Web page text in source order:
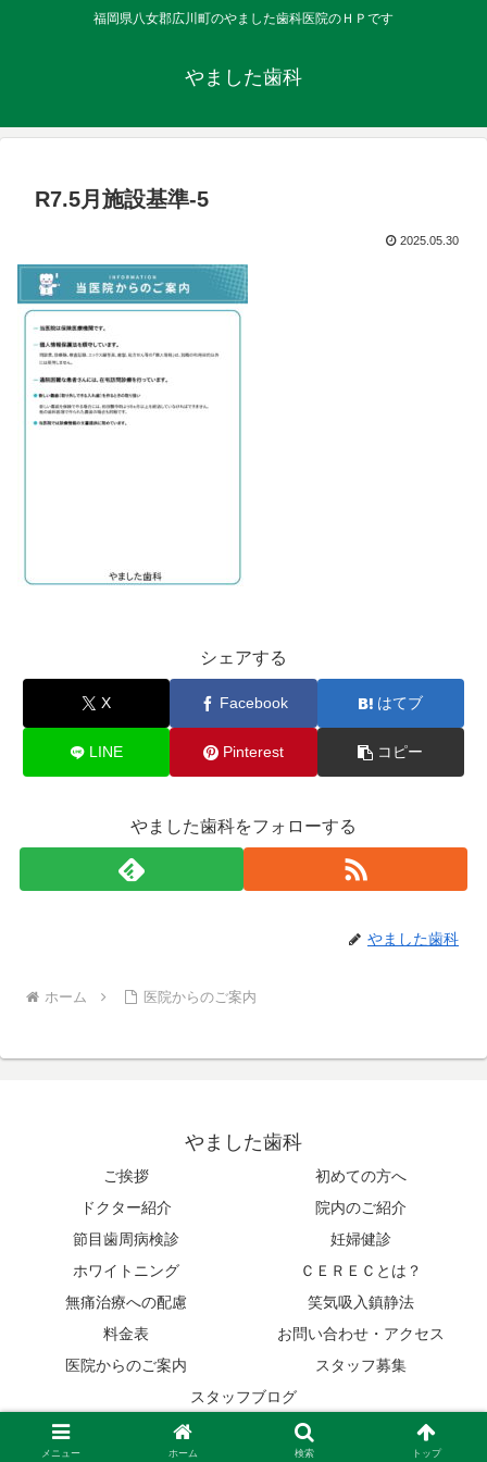
福岡県八女郡広川町のやました歯科医院のＨＰです
やました歯科
R7.5月施設基準-5
2025.05.30
シェアする
X Facebook はてブ
LINE Pinterest コピー
やました歯科をフォローする
やました歯科
ホーム 医院からのご案内
やました歯科
ご挨拶
初めての方へ
ドクター紹介
院内のご紹介
節目歯周病検診
妊婦健診
ホワイトニング
ＣＥＲＥＣとは？
無痛治療への配慮
笑気吸入鎮静法
料金表
お問い合わせ・アクセス
医院からのご案内
スタッフ募集
スタッフブログ
© 2014 やました歯科.
メニュー ホーム 検索 トップ